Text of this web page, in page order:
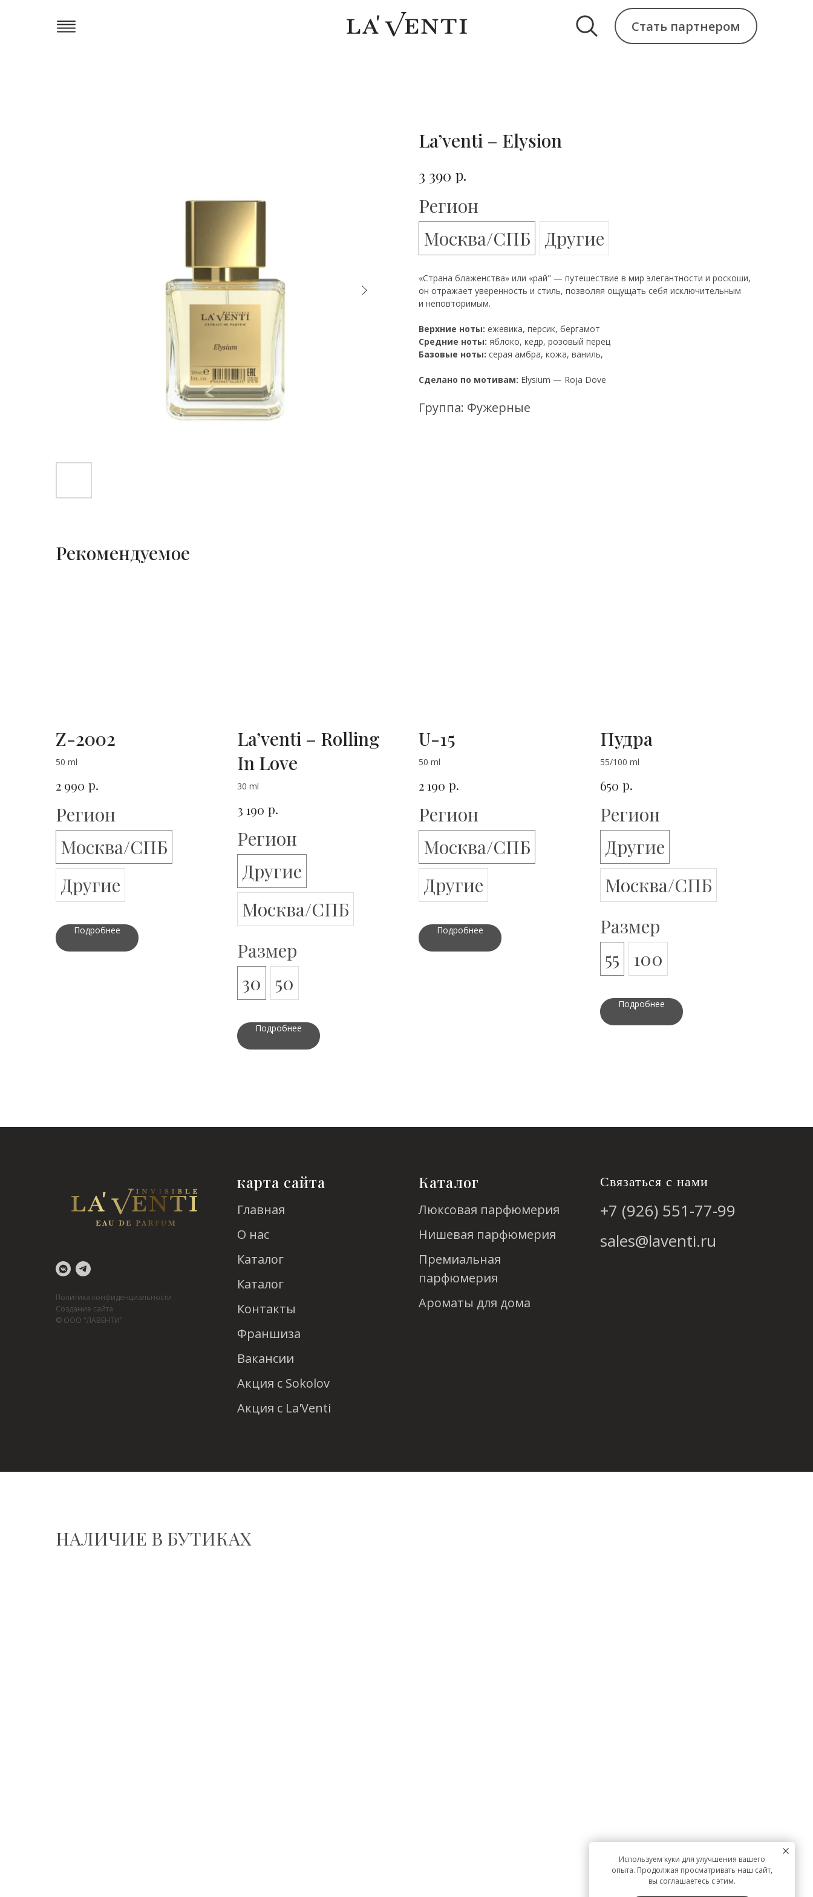
Стать партнером
Используем куки для улучшения вашего
опыта. Продолжая просматривать наш сайт,
вы соглашаетесь с этим.
La’venti – Elysion
3 390 р.
Регион
Москва/СПБ
Другие
«Страна блаженства» или «рай" — путешествие в мир элегантности и роскоши,
он отражает уверенность и стиль, позволяя ощущать себя исключительным
и неповторимым.
Верхние ноты: ежевика, персик, бергамот
Средние ноты: яблоко, кедр, розовый перец
Базовые ноты: серая амбра, кожа, ваниль,
Сделано по мотивам: Elysium — Roja Dove
Группа: Фужерные
Рекомендуемое
Z-2002
50 ml
2 990 р.
Регион
Москва/СПБ
Другие
Подробнее
La’venti – Rolling
In Love
30 ml
3 190 р.
Регион
Другие
Москва/СПБ
Размер
30
50
Подробнее
U-15
50 ml
2 190 р.
Регион
Москва/СПБ
Другие
Подробнее
Пудра
55/100 ml
650 р.
Регион
Другие
Москва/СПБ
Размер
55
100
Подробнее
Политика конфиденциальности
Создание сайта
© ООО "ЛАВЕНТИ"
карта сайта
Главная
О нас
Каталог
Каталог
Контакты
Франшиза
Вакансии
Акция с Sokolov
Акция с La'Venti
Каталог
Люксовая парфюмерия
Нишевая парфюмерия
Премиальная
парфюмерия
Ароматы для дома
Связаться с нами
+7 (926) 551-77-99
sales@laventi.ru
НАЛИЧИЕ В БУТИКАХ